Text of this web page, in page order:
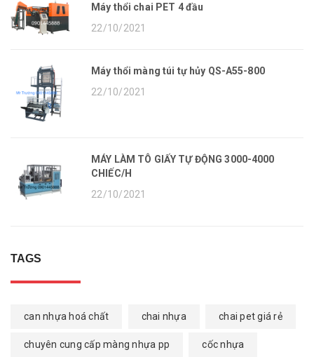
Máy thổi chai PET 4 đầu
22/10/2021
Máy thổi màng túi tự hủy QS-A55-800
22/10/2021
MÁY LÀM TÔ GIẤY TỰ ĐỘNG 3000-4000
CHIẾC/H
22/10/2021
TAGS
can nhựa hoá chất chai nhựa chai pet giá rẻ
chuyên cung cấp màng nhựa pp cốc nhựa